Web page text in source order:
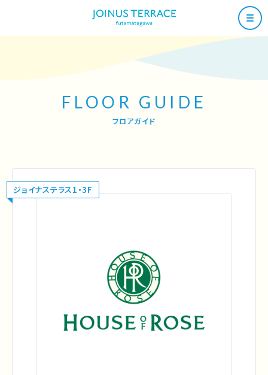
FLOOR GUIDE
フロアガイド
ジョイナステラス1・3F